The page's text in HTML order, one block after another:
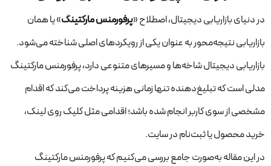
در دنیای بازاریابی دیجیتال، اصطلاح «پرفورمنس مارکتینگ» یا همان
بازاریابی نتیجه‌محور به عنوان یکی از رویکردهای اصلی شناخته می‌شود.
بازاریابی دیجیتال شاخه‌ها و مسیرهای متنوعی دارد، پرفورمنس مارکتینگ
مدلی است که تبلیغ‌دهنده تنها زمانی هزینه پرداخت می‌کند که اقدام
مشخصی از سوی کاربر انجام شده باشد؛ اقدامی مثل کلیک روی لینک،
خرید محصول یا ثبت‌نام در سایت.
در این مقاله به‌صورت جامع بررسی می‌کنیم که پرفورمنس مارکتینگ